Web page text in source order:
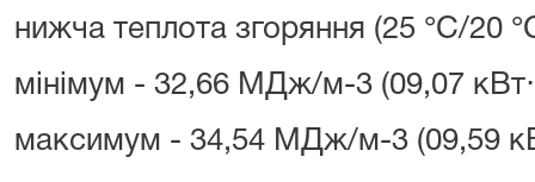
нижча теплота згоряння (25 °C/20
мінімум - 32,66 МДж/м-3 (09,07
максимум - 34,54 МДж/м-3 (09,59